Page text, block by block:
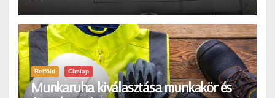
Belföld Címlap
Munkaruha kiválasztása munkakör és